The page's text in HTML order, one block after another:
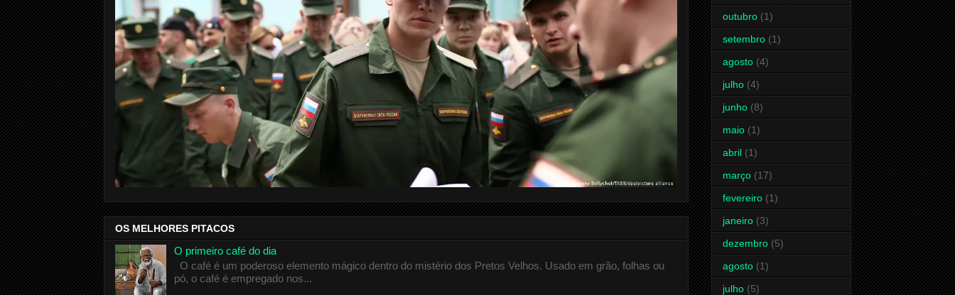
OS MELHORES PITACOS
O primeiro café do dia
O café é um poderoso elemento mágico dentro do mistério dos Pretos Velhos. Usado em grão, folhas ou
pó, o café é empregado nos...
outubro (1)
setembro (1)
agosto (4)
julho (4)
junho (8)
maio (1)
abril (1)
março (17)
fevereiro (1)
janeiro (3)
dezembro (5)
agosto (1)
julho (5)